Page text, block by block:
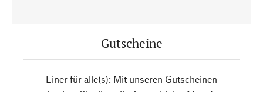
Gutscheine
Einer für alle(s): Mit unseren Gutscheinen